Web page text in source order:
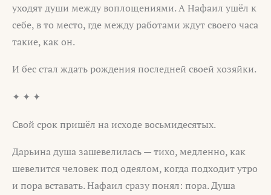
уходят души между воплощениями. А Нафаил ушёл к
себе, в то место, где между работами ждут своего часа
такие, как он.
И бес стал ждать рождения последней своей хозяйки.
✦ ✦ ✦
Свой срок пришёл на исходе восьмидесятых.
Дарьина душа зашевелилась — тихо, медленно, как
шевелится человек под одеялом, когда подходит утро
и пора вставать. Нафаил сразу понял: пора. Душа